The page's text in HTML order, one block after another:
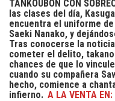
TANKOUBON CON
las clases del día,
encuentra el uniforme
Saeki Nanako, y
Tras conocerse la
cometer el delito,
chances de que lo
cuando su compañera
hecho, comience a
infierno. A LA VENTA